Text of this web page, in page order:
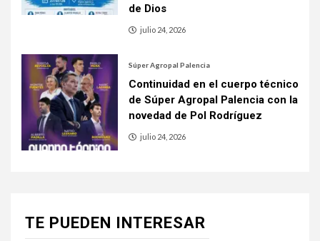
de Dios
julio 24, 2026
Súper Agropal Palencia
Continuidad en el cuerpo técnico
de Súper Agropal Palencia con la
novedad de Pol Rodríguez
julio 24, 2026
TE PUEDEN INTERESAR